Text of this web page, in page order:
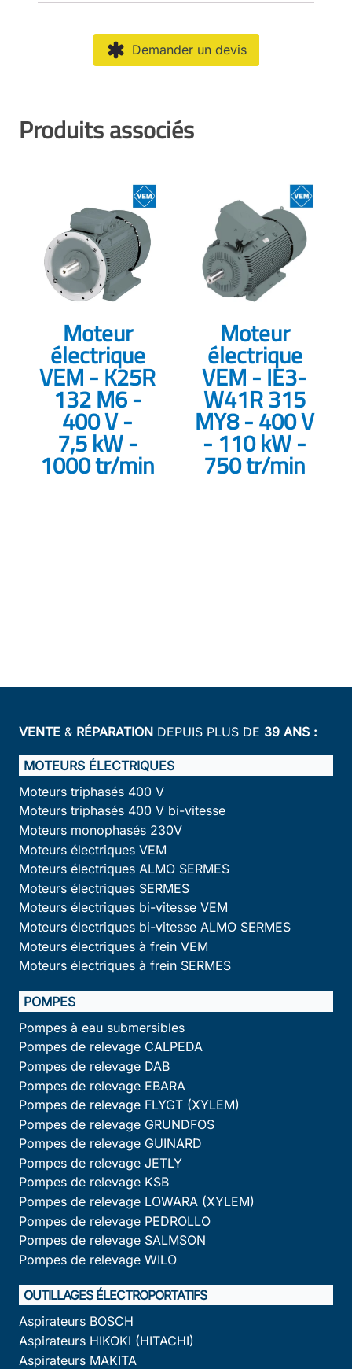
Demander un devis
Produits associés
Moteur
électrique
VEM - K25R
132 M6 -
400 V -
7,5 kW -
1000 tr/min
Moteur
électrique
VEM - IE3-
W41R 315
MY8 - 400 V
- 110 kW -
750 tr/min
VENTE & RÉPARATION DEPUIS PLUS DE 39 ANS :
MOTEURS ÉLECTRIQUES
Moteurs triphasés 400 V
Moteurs triphasés 400 V bi-vitesse
Moteurs monophasés 230V
Moteurs électriques VEM
Moteurs électriques ALMO SERMES
Moteurs électriques SERMES
Moteurs électriques bi-vitesse VEM
Moteurs électriques bi-vitesse ALMO SERMES
Moteurs électriques à frein VEM
Moteurs électriques à frein SERMES
POMPES
Pompes à eau submersibles
Pompes de relevage CALPEDA
Pompes de relevage DAB
Pompes de relevage EBARA
Pompes de relevage FLYGT (XYLEM)
Pompes de relevage GRUNDFOS
Pompes de relevage GUINARD
Pompes de relevage JETLY
Pompes de relevage KSB
Pompes de relevage LOWARA (XYLEM)
Pompes de relevage PEDROLLO
Pompes de relevage SALMSON
Pompes de relevage WILO
OUTILLAGES ÉLECTROPORTATIFS
Aspirateurs BOSCH
Aspirateurs HIKOKI (HITACHI)
Aspirateurs MAKITA